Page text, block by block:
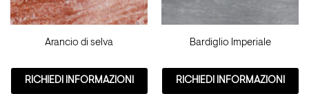
Arancio di selva
RICHIEDI INFORMAZIONI
Bardiglio Imperiale
RICHIEDI INFORMAZIONI